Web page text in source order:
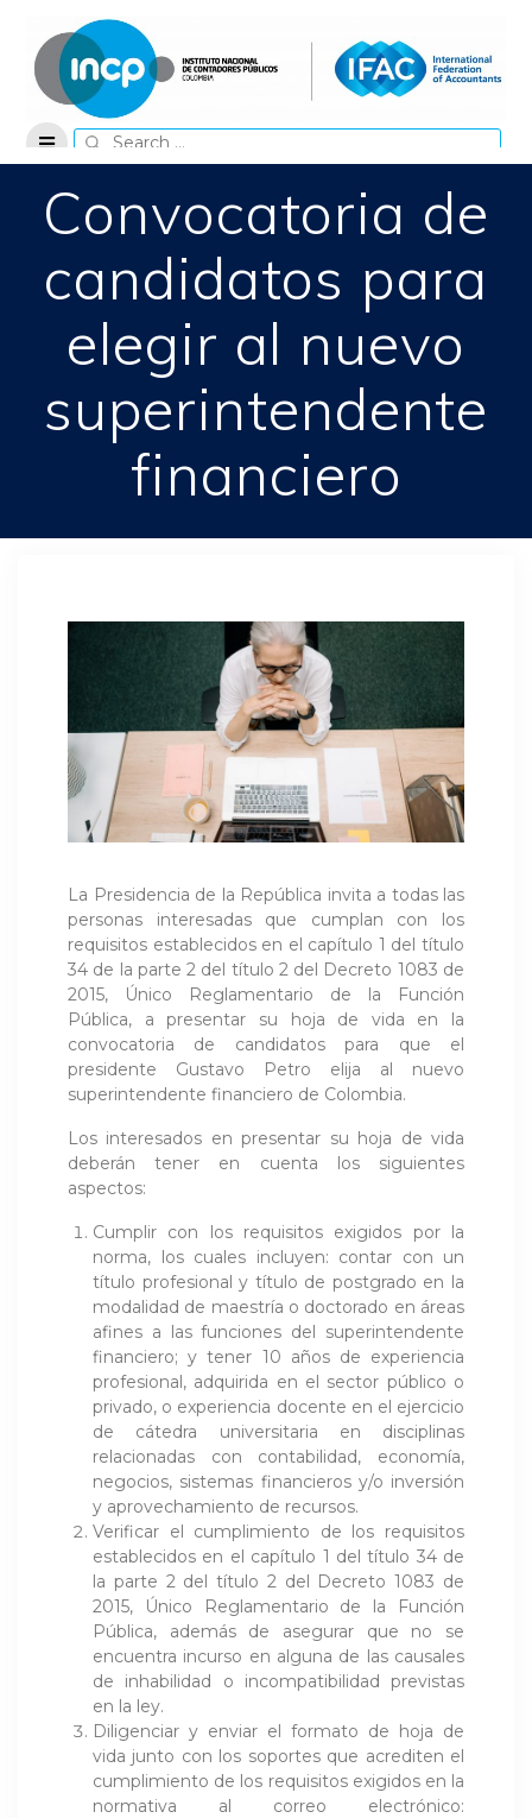
content
Search
for:
Convocatoria de
candidatos para
elegir al nuevo
superintendente
financiero
La Presidencia de la República invita a todas las
personas interesadas que cumplan con los
requisitos establecidos en el capítulo 1 del título
34 de la parte 2 del título 2 del Decreto 1083 de
2015, Único Reglamentario de la Función
Pública, a presentar su hoja de vida en la
convocatoria de candidatos para que el
presidente Gustavo Petro elija al nuevo
superintendente financiero de Colombia.
Los interesados en presentar su hoja de vida
deberán tener en cuenta los siguientes
aspectos:
Cumplir con los requisitos exigidos por la
norma, los cuales incluyen: contar con un
título profesional y título de postgrado en la
modalidad de maestría o doctorado en áreas
afines a las funciones del superintendente
financiero; y tener 10 años de experiencia
profesional, adquirida en el sector público o
privado, o experiencia docente en el ejercicio
de cátedra universitaria en disciplinas
relacionadas con contabilidad, economía,
negocios, sistemas financieros y/o inversión
y aprovechamiento de recursos.
Verificar el cumplimiento de los requisitos
establecidos en el capítulo 1 del título 34 de
la parte 2 del título 2 del Decreto 1083 de
2015, Único Reglamentario de la Función
Pública, además de asegurar que no se
encuentra incurso en alguna de las causales
de inhabilidad o incompatibilidad previstas
en la ley.
Diligenciar y enviar el formato de hoja de
vida junto con los soportes que acrediten el
cumplimiento de los requisitos exigidos en la
normativa al correo electrónico: